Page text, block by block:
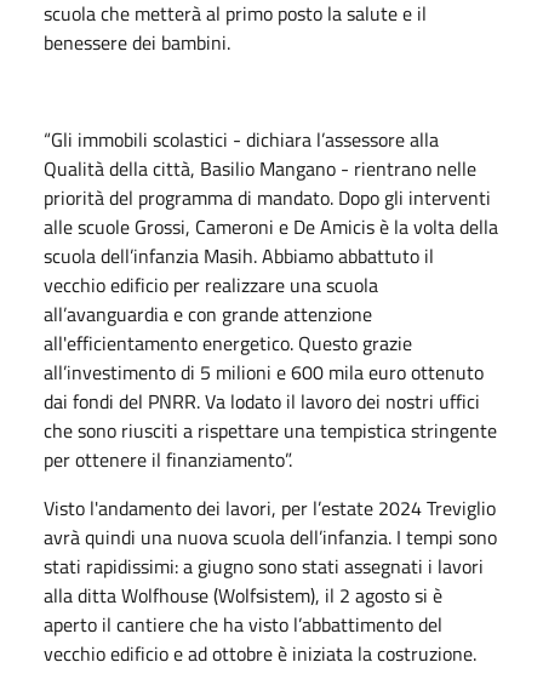
scuola che metterà al primo posto la salute e il
benessere dei bambini.
“Gli immobili scolastici - dichiara l’assessore alla
Qualità della città, Basilio Mangano - rientrano nelle
priorità del programma di mandato. Dopo gli interventi
alle scuole Grossi, Cameroni e De Amicis è la volta della
scuola dell’infanzia Masih. Abbiamo abbattuto il
vecchio edificio per realizzare una scuola
all’avanguardia e con grande attenzione
all'efficientamento energetico. Questo grazie
all’investimento di 5 milioni e 600 mila euro ottenuto
dai fondi del PNRR. Va lodato il lavoro dei nostri uffici
che sono riusciti a rispettare una tempistica stringente
per ottenere il finanziamento”.
Visto l'andamento dei lavori, per l’estate 2024 Treviglio
avrà quindi una nuova scuola dell’infanzia. I tempi sono
stati rapidissimi: a giugno sono stati assegnati i lavori
alla ditta Wolfhouse (Wolfsistem), il 2 agosto si è
aperto il cantiere che ha visto l’abbattimento del
vecchio edificio e ad ottobre è iniziata la costruzione.